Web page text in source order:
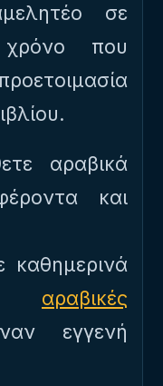
σε
που
αραβικά
και
καθημερινά
αραβικές
εγγενή